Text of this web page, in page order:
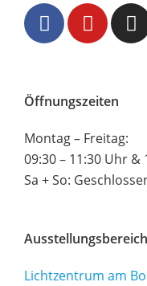
Öffnungszeiten
Montag – Freitag:
09:30 – 11:30 Uhr &
Sa + So:
Ausstellungsbereich
Lichtzentrum am